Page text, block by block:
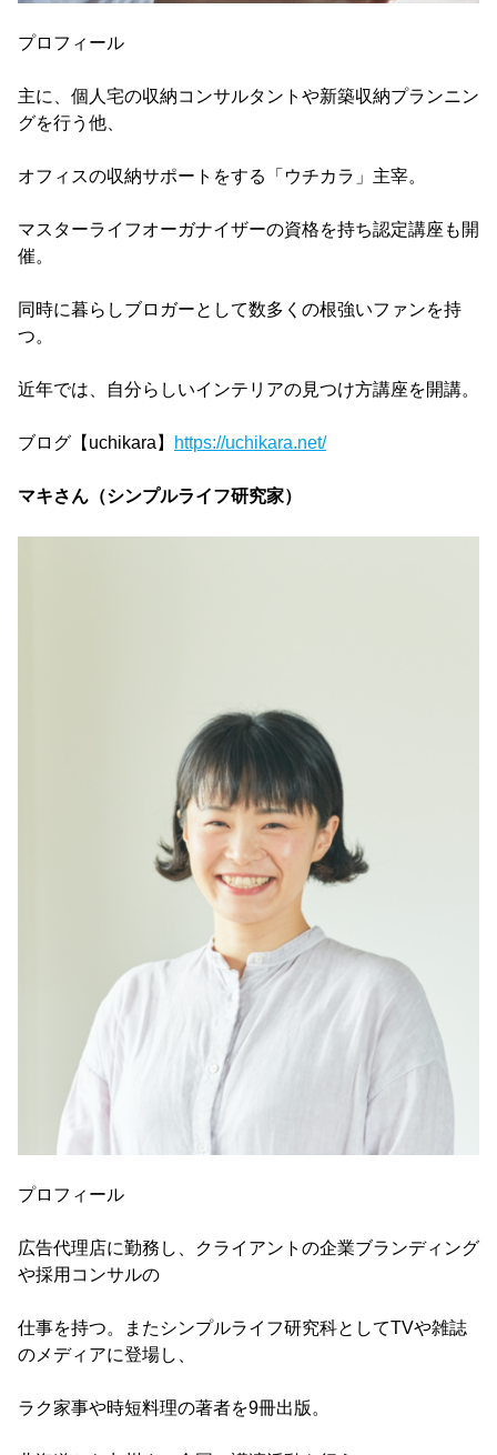
プロフィール
主に、個人宅の収納コンサルタントや新築収納プランニン
グを行う他、
オフィスの収納サポートをする「ウチカラ」主宰。
マスターライフオーガナイザーの資格を持ち認定講座も開
催。
同時に暮らしブロガーとして数多くの根強いファンを持
つ。
近年では、自分らしいインテリアの見つけ方講座を開講。
ブログ【uchikara】 https://uchikara.net/
マキさん（シンプルライフ研究家）
プロフィール
広告代理店に勤務し、クライアントの企業ブランディング
や採用コンサルの
仕事を持つ。またシンプルライフ研究科としてTVや雑誌
のメディアに登場し、
ラク家事や時短料理の著者を9冊出版。